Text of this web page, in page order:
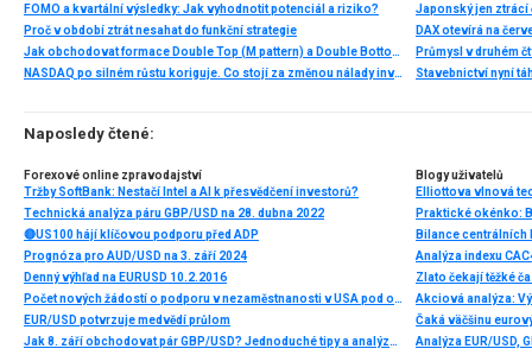
FOMO a kvartální výsledky: Jak vyhodnotit potenciál a riziko?
Proč v období ztrát nesahat do funkční strategie
Jak obchodovat formace Double Top (M pattern) a Double Bottom (W pattern)
NASDAQ po silném růstu koriguje. Co stojí za změnou nálady investorů?
Stavebnictví nyní
Naposledy čtené:
Forexové online zpravodajství
Tržby SoftBank: Nestačí Intel a AI k přesvědčení investorů?
Technická analýza páru GBP/USD na 28. dubna 2022
🔴US100 hájí klíčovou podporu před ADP
Prognóza pro AUD/USD na 3. září 2024
Denný výhľad na EURUSD 10.2.2016
Počet nových žádostí o podporu v nezaměstnanosti v USA pod odhady; dolar posiluje 📈
EUR/USD potvrzuje medvědí průlom
Jak 8. září obchodovat pár GBP/USD? Jednoduché tipy a analýza obchodů pro začátečníky
Blogy uživatelů
Bilance centrálních
Analýza indexu
Zlato čekají těžké
Čaká väčšinu